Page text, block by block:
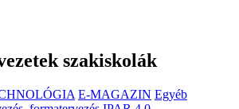
szakiskolák
E-MAGAZIN Egyéb